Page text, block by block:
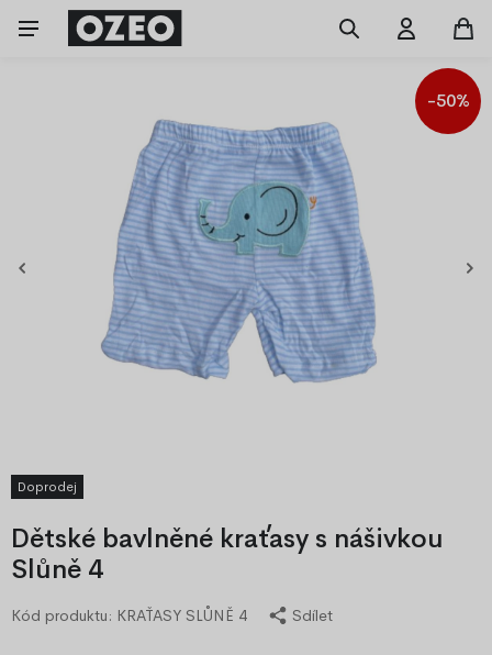
Doprodej
-50%
Dětské bavlněné kraťasy s nášivkou
Slůně 4
Kód produktu: KRAŤASY SLŮNĚ 4 Sdílet